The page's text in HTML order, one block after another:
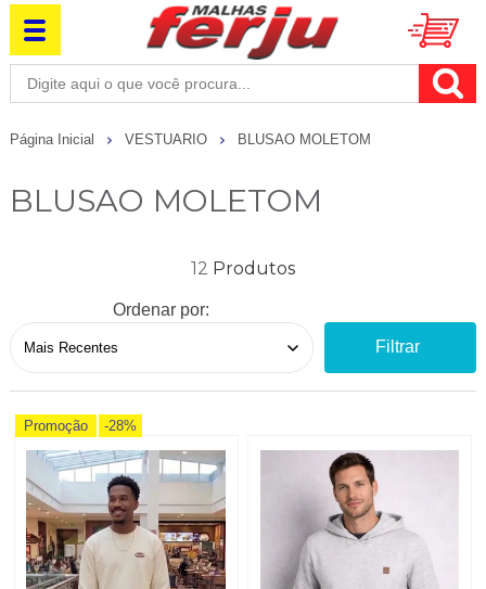
Página Inicial VESTUARIO BLUSAO MOLETOM
BLUSAO MOLETOM
12
Ordenar por:
Filtrar
Promoção -28%